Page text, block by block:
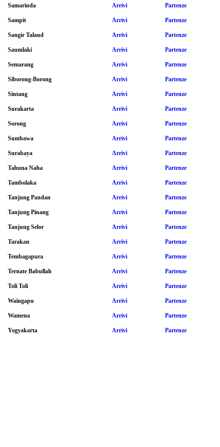
Samarinda Arrivi Partenze
Sampit Arrivi Partenze
Sangir Talaud Arrivi Partenze
Saumlaki Arrivi Partenze
Semarang Arrivi Partenze
Siborong-Borong Arrivi Partenze
Sintang Arrivi Partenze
Surakarta Arrivi Partenze
Sorong Arrivi Partenze
Sumbawa Arrivi Partenze
Surabaya Arrivi Partenze
Tahuna Naha Arrivi Partenze
Tambolaka Arrivi Partenze
Tanjung Pandan Arrivi Partenze
Tanjung Pinang Arrivi Partenze
Tanjung Selor Arrivi Partenze
Tarakan Arrivi Partenze
Tembagapura Arrivi Partenze
Ternate Babullah Arrivi Partenze
Toli Toli Arrivi Partenze
Waingapu Arrivi Partenze
Wamena Arrivi Partenze
Yogyakarta Arrivi Partenze